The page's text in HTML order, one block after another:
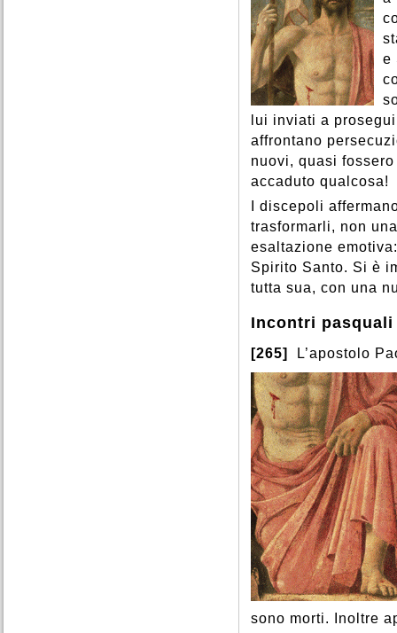
e
lui inviati a
affrontano
nuovi, quasi
accaduto qualcosa!
I discepoli
trasformarli, non
esaltazione
Spirito Santo. Si è
tutta sua, con una
Incontri pasquali
[265] L’apostolo
sono morti. Inoltre